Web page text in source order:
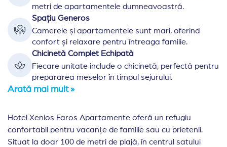
Hotel Xenios Faros Apartamente oferă un refugiu
confortabil pentru vacanțe de familie sau cu prietenii.
Situat la doar 100 de metri de plajă, în centrul satului
metri de apartamentele dumneavoastră.
Spațiu Generos
Camerele și apartamentele sunt mari, oferind
confort și relaxare pentru întreaga familie.
Chicinetă Complet Echipată
Fiecare unitate include o chicinetă, perfectă pentru
prepararea meselor în timpul sejurului.
Arată mai mult »